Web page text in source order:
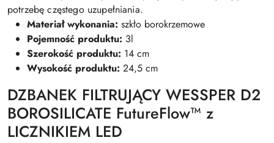
potrzebę częstego uzupełniania.
Materiał wykonania: szkło borokrzemowe
Pojemność produktu: 3l
Szerokość produktu: 14 cm
Wysokość produktu: 24,5 cm
DZBANEK FILTRUJĄCY WESSPER D2
BOROSILICATE FutureFlow™ z
LICZNIKIEM LED